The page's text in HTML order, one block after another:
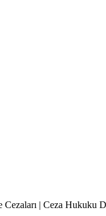
Cezaları | Ceza Hukuku